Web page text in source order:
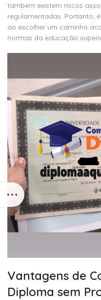
também existem riscos
regulamentadas. Portanto,
ao escolher um caminho
normas da educação
Vantagens de
Diploma sem